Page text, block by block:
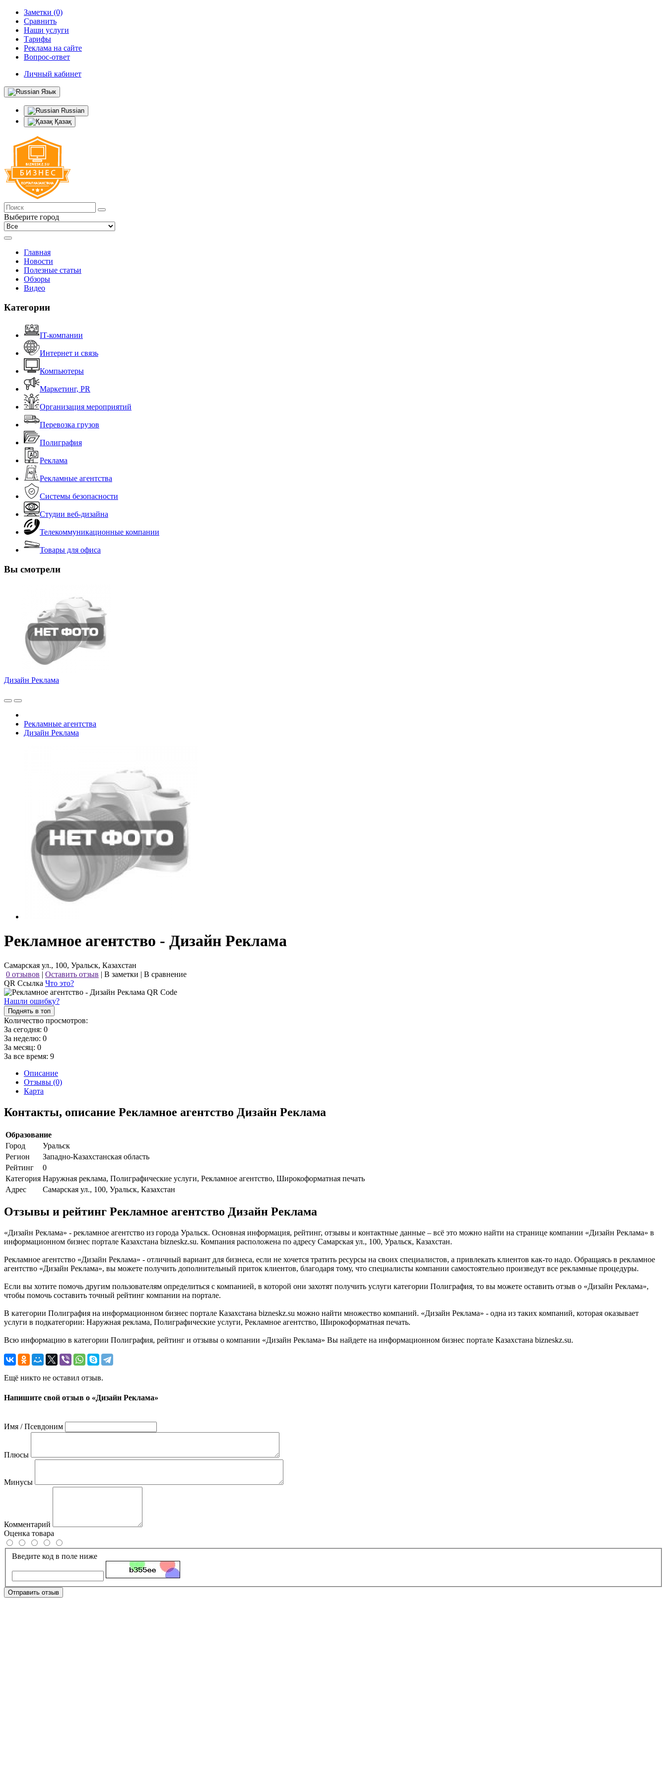
Заметки (0)
Сравнить
Наши услуги
Тарифы
Реклама на сайте
Вопрос-ответ
Личный кабинет
Язык
Russian
Қазақ
Выберите город
Главная
Новости
Полезные статьи
Обзоры
Видео
Категории
IT-компании
Интернет и связь
Компьютеры
Маркетинг, PR
Организация мероприятий
Перевозка грузов
Полиграфия
Реклама
Рекламные агентства
Системы безопасности
Студии веб-дизайна
Телекоммуникационные компании
Товары для офиса
Вы смотрели
Дизайн Реклама
Рекламные агентства
Дизайн Реклама
Рекламное агентство - Дизайн Реклама
Самарская ул., 100, Уральск, Казахстан
0 отзывов | Оставить отзыв | В заметки | В сравнение
QR Ссылка Что это?
Нашли ошибку?
Поднять в топ
Количество просмотров:
За сегодня: 0
За неделю: 0
За месяц: 0
За все время: 9
Описание
Отзывы (0)
Карта
Контакты, описание Рекламное агентство Дизайн Реклама
Образование
Город
Уральск
Регион
Западно-Казахстанская область
Рейтинг
0
Категория Наружная реклама, Полиграфические услуги, Рекламное агентство, Широкоформатная печать
Адрес
Самарская ул., 100, Уральск, Казахстан
Отзывы и рейтинг Рекламное агентство Дизайн Реклама
«Дизайн Реклама» - рекламное агентство из города Уральск. Основная информация, рейтинг, отзывы и контактные данные – всё это можно найти на странице компании «Дизайн Реклама» в
информационном бизнес портале Казахстана bizneskz.su. Компания расположена по адресу Самарская ул., 100, Уральск, Казахстан.
Рекламное агентство «Дизайн Реклама» - отличный вариант для бизнеса, если не хочется тратить ресурсы на своих специалистов, а привлекать клиентов как-то надо. Обращаясь в рекламное
агентство «Дизайн Реклама», вы можете получить дополнительный приток клиентов, благодаря тому, что специалисты компании самостоятельно произведут все рекламные процедуры.
Если вы хотите помочь другим пользователям определиться с компанией, в которой они захотят получить услуги категории Полиграфия, то вы можете оставить отзыв о «Дизайн Реклама»,
чтобы помочь составить точный рейтинг компании на портале.
В категории Полиграфия на информационном бизнес портале Казахстана bizneskz.su можно найти множество компаний. «Дизайн Реклама» - одна из таких компаний, которая оказывает
услуги в подкатегории: Наружная реклама, Полиграфические услуги, Рекламное агентство, Широкоформатная печать.
Всю информацию в категории Полиграфия, рейтинг и отзывы о компании «Дизайн Реклама» Вы найдете на информационном бизнес портале Казахстана bizneskz.su.
Ещё никто не оставил отзыв.
Напишите свой отзыв о «Дизайн Реклама»
Имя / Псевдоним
Плюсы
Минусы
Комментарий
Оценка товара
Введите код в поле ниже
Отправить отзыв